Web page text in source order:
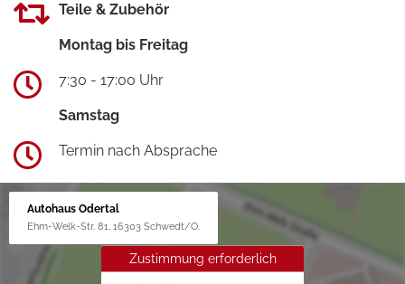
Teile & Zubehör
Montag bis Freitag
7:30 - 17:00 Uhr
Samstag
Termin nach Absprache
Autohaus Odertal
Ehm-Welk-Str. 81, 16303 Schwedt/O.
Zustimmung erforderlich